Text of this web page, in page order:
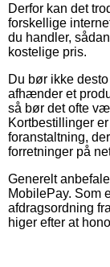
Derfor kan det
forskellige
du handler,
kostelige pris.
Du bør ikke
afhænder et
så bør det ofte
Kortbestillinger
foranstaltning,
forretninger på
Generelt
MobilePay. Som
afdragsordning
higer efter at